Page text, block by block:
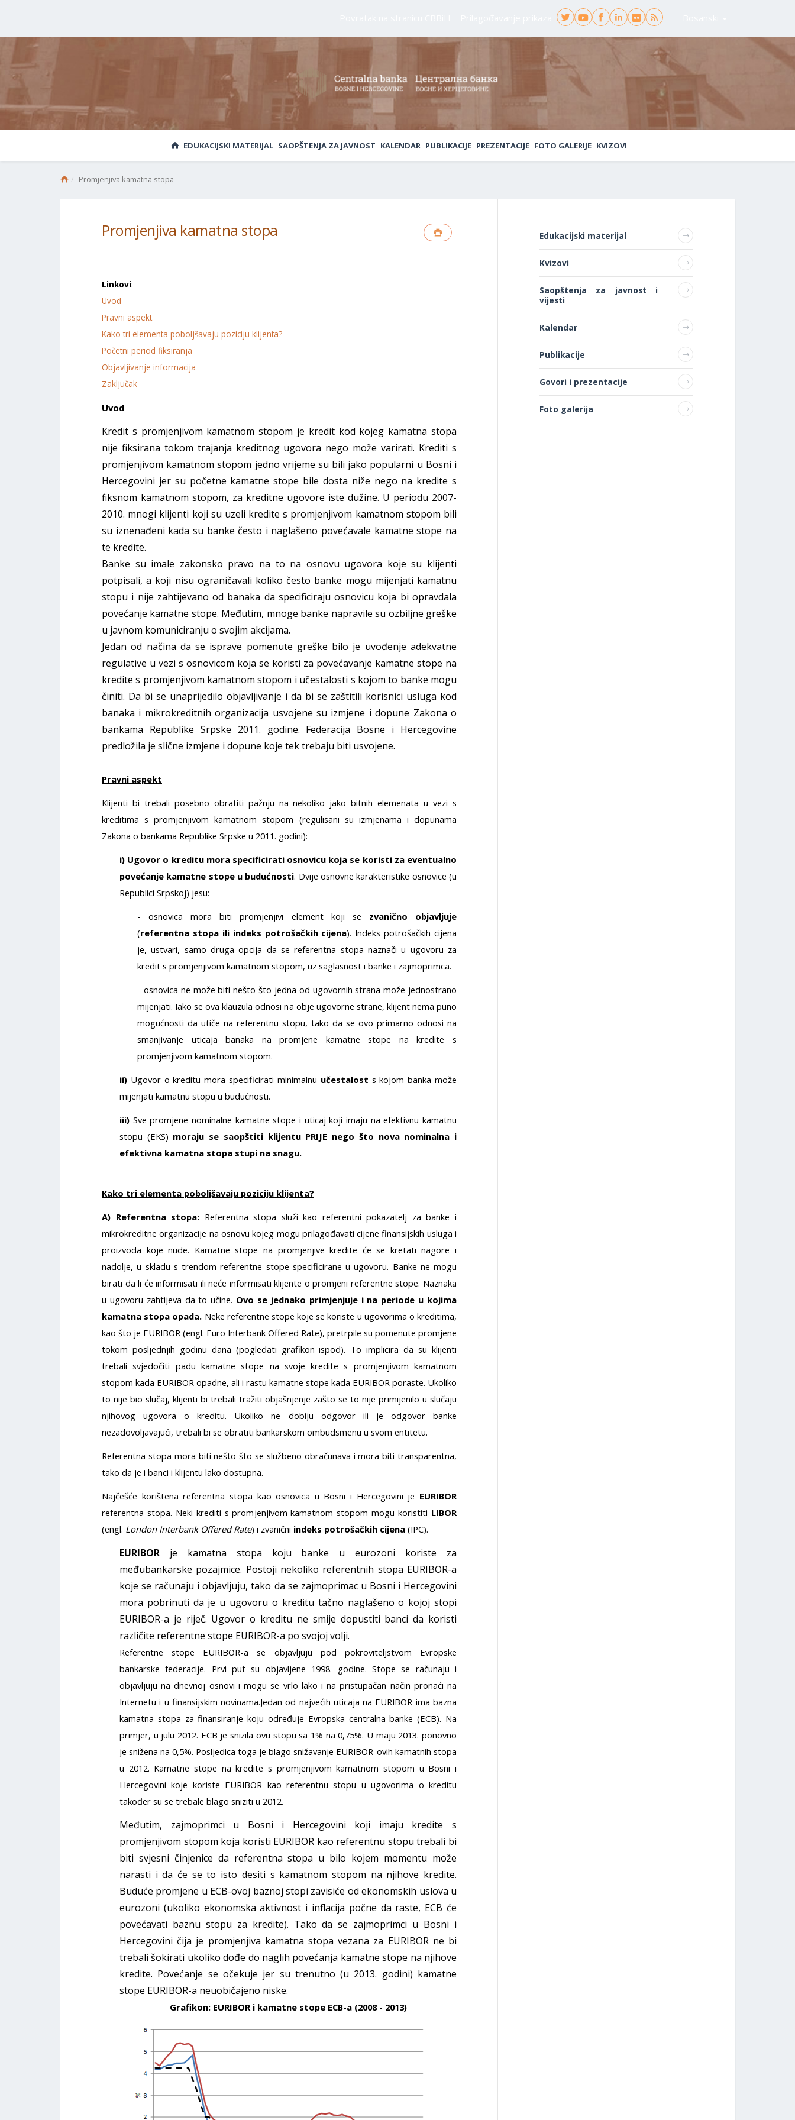
EDUKACIJSKI MATERIJAL SAOPŠTENJA ZA JAVNOST KALENDAR PUBLIKACIJE PREZENTACIJE FOTO GALERIJE KVIZOVI
Promjenjiva kamatna stopa
Promjenjiva kamatna stopa
Linkovi:
Uvod
Pravni aspekt
Kako tri elementa poboljšavaju poziciju klijenta?
Početni period fiksiranja
Objavljivanje informacija
Zaključak
Uvod
Kredit s promjenjivom kamatnom stopom je kredit kod kojeg kamatna stopa
nije fiksirana tokom trajanja kreditnog ugovora nego može varirati. Krediti s
promjenjivom kamatnom stopom jedno vrijeme su bili jako popularni u Bosni i
Hercegovini jer su početne kamatne stope bile dosta niže nego na kredite s
fiksnom kamatnom stopom, za kreditne ugovore iste dužine. U periodu 2007-
2010. mnogi klijenti koji su uzeli kredite s promjenjivom kamatnom stopom bili
su iznenađeni kada su banke često i naglašeno povećavale kamatne stope na
te kredite.
Banke su imale zakonsko pravo na to na osnovu ugovora koje su klijenti
potpisali, a koji nisu ograničavali koliko često banke mogu mijenjati kamatnu
stopu i nije zahtijevano od banaka da specificiraju osnovicu koja bi opravdala
povećanje kamatne stope. Međutim, mnoge banke napravile su ozbiljne greške
u javnom komuniciranju o svojim akcijama.
Jedan od načina da se isprave pomenute greške bilo je uvođenje adekvatne
regulative u vezi s osnovicom koja se koristi za povećavanje kamatne stope na
kredite s promjenjivom kamatnom stopom i učestalosti s kojom to banke mogu
činiti. Da bi se unaprijedilo objavljivanje i da bi se zaštitili korisnici usluga kod
banaka i mikrokreditnih organizacija usvojene su izmjene i dopune Zakona o
bankama Republike Srpske 2011. godine. Federacija Bosne i Hercegovine
predložila je slične izmjene i dopune koje tek trebaju biti usvojene.
Pravni aspekt
Klijenti bi trebali posebno obratiti pažnju na nekoliko jako bitnih elemenata u vezi s
kreditima s promjenjivom kamatnom stopom (regulisani su izmjenama i dopunama
Zakona o bankama Republike Srpske u 2011. godini):
i) Ugovor o kreditu mora specificirati osnovicu koja se koristi za eventualno
povećanje kamatne stope u budućnosti. Dvije osnovne karakteristike osnovice (u
Republici Srpskoj) jesu:
- osnovica mora biti promjenjivi element koji se zvanično objavljuje
(referentna stopa ili indeks potrošačkih cijena). Indeks potrošačkih cijena
je, ustvari, samo druga opcija da se referentna stopa naznači u ugovoru za
kredit s promjenjivom kamatnom stopom, uz saglasnost i banke i zajmoprimca.
- osnovica ne može biti nešto što jedna od ugovornih strana može jednostrano
mijenjati. Iako se ova klauzula odnosi na obje ugovorne strane, klijent nema puno
mogućnosti da utiče na referentnu stopu, tako da se ovo primarno odnosi na
smanjivanje uticaja banaka na promjene kamatne stope na kredite s
promjenjivom kamatnom stopom.
ii) Ugovor o kreditu mora specificirati minimalnu učestalost s kojom banka može
mijenjati kamatnu stopu u budućnosti.
iii) Sve promjene nominalne kamatne stope i uticaj koji imaju na efektivnu kamatnu
stopu (EKS) moraju se saopštiti klijentu PRIJE nego što nova nominalna i
efektivna kamatna stopa stupi na snagu.
Kako tri elementa poboljšavaju poziciju klijenta?
A) Referentna stopa: Referentna stopa služi kao referentni pokazatelj za banke i
mikrokreditne organizacije na osnovu kojeg mogu prilagođavati cijene finansijskih usluga i
proizvoda koje nude. Kamatne stope na promjenjive kredite će se kretati nagore i
nadolje, u skladu s trendom referentne stope specificirane u ugovoru. Banke ne mogu
birati da li će informisati ili neće informisati klijente o promjeni referentne stope. Naznaka
u ugovoru zahtijeva da to učine. Ovo se jednako primjenjuje i na periode u kojima
kamatna stopa opada. Neke referentne stope koje se koriste u ugovorima o kreditima,
kao što je EURIBOR (engl. Euro Interbank Offered Rate), pretrpile su pomenute promjene
tokom posljednjih godinu dana (pogledati grafikon ispod). To implicira da su klijenti
trebali svjedočiti padu kamatne stope na svoje kredite s promjenjivom kamatnom
stopom kada EURIBOR opadne, ali i rastu kamatne stope kada EURIBOR poraste. Ukoliko
to nije bio slučaj, klijenti bi trebali tražiti objašnjenje zašto se to nije primijenilo u slučaju
njihovog ugovora o kreditu. Ukoliko ne dobiju odgovor ili je odgovor banke
nezadovoljavajući, trebali bi se obratiti bankarskom ombudsmenu u svom entitetu.
Referentna stopa mora biti nešto što se službeno obračunava i mora biti transparentna,
tako da je i banci i klijentu lako dostupna.
Najčešće korištena referentna stopa kao osnovica u Bosni i Hercegovini je EURIBOR
referentna stopa. Neki krediti s promjenjivom kamatnom stopom mogu koristiti LIBOR
(engl. London Interbank Offered Rate) i zvanični indeks potrošačkih cijena (IPC).
EURIBOR je kamatna stopa koju banke u eurozoni koriste za
međubankarske pozajmice. Postoji nekoliko referentnih stopa EURIBOR-a
koje se računaju i objavljuju, tako da se zajmoprimac u Bosni i Hercegovini
mora pobrinuti da je u ugovoru o kreditu tačno naglašeno o kojoj stopi
EURIBOR-a je riječ. Ugovor o kreditu ne smije dopustiti banci da koristi
različite referentne stope EURIBOR-a po svojoj volji.
Referentne stope EURIBOR-a se objavljuju pod pokroviteljstvom Evropske
bankarske federacije. Prvi put su objavljene 1998. godine. Stope se računaju i
objavljuju na dnevnoj osnovi i mogu se vrlo lako i na pristupačan način pronaći na
Internetu i u finansijskim novinama.Jedan od najvećih uticaja na EURIBOR ima bazna
kamatna stopa za finansiranje koju određuje Evropska centralna banke (ECB). Na
primjer, u julu 2012. ECB je snizila ovu stopu sa 1% na 0,75%. U maju 2013. ponovno
je snižena na 0,5%. Posljedica toga je blago snižavanje EURIBOR-ovih kamatnih stopa
u 2012. Kamatne stope na kredite s promjenjivom kamatnom stopom u Bosni i
Hercegovini koje koriste EURIBOR kao referentnu stopu u ugovorima o kreditu
također su se trebale blago sniziti u 2012.
Međutim, zajmoprimci u Bosni i Hercegovini koji imaju kredite s
promjenjivom stopom koja koristi EURIBOR kao referentnu stopu trebali bi
biti svjesni činjenice da referentna stopa u bilo kojem momentu može
narasti i da će se to isto desiti s kamatnom stopom na njihove kredite.
Buduće promjene u ECB-ovoj baznoj stopi zavisiće od ekonomskih uslova u
eurozoni (ukoliko ekonomska aktivnost i inflacija počne da raste, ECB će
povećavati baznu stopu za kredite). Tako da se zajmoprimci u Bosni i
Hercegovini čija je promjenjiva kamatna stopa vezana za EURIBOR ne bi
trebali šokirati ukoliko dođe do naglih povećanja kamatne stope na njihove
kredite. Povećanje se očekuje jer su trenutno (u 2013. godini) kamatne
stope EURIBOR-a neuobičajeno niske.
Grafikon: EURIBOR i kamatne stope ECB-a (2008 - 2013)
Edukacijski materijal
Kvizovi
Saopštenja za javnost i
vijesti
Kalendar
Publikacije
Govori i prezentacije
Foto galerija